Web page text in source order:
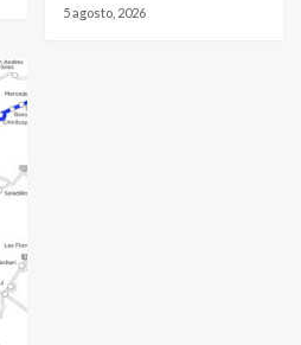
5 agosto, 2026